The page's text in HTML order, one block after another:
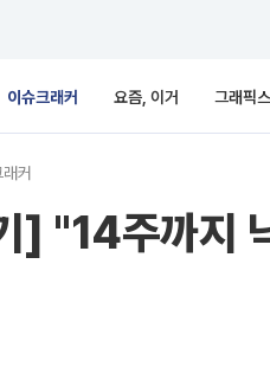
이슈크래커 요즘, 이거 그래픽스
커
] "14주까지